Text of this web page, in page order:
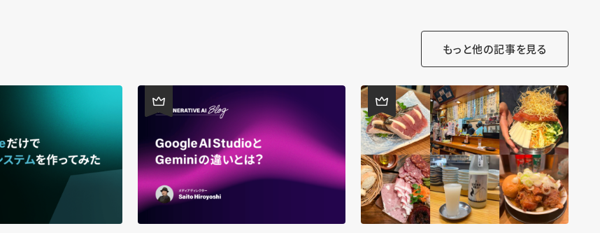
もっと他の記事を見る